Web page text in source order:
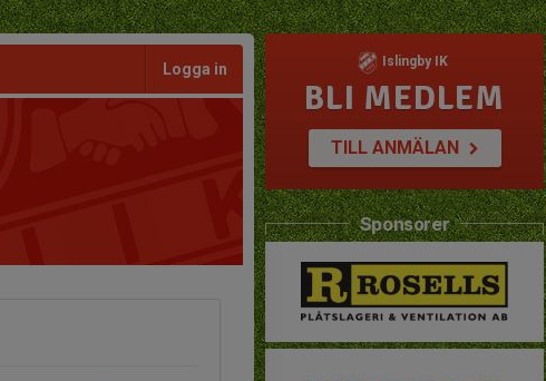
Logga in Islingby IK
BLI MEDLEM
TILL ANMÄLAN
Sponsorer